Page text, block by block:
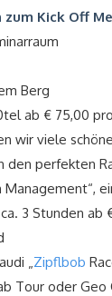
Kick Off
Berg
ab € 75,00
wir viele
perfekten
Management“,
3 Stunden ab
„Zipflbob
Tour oder Geo